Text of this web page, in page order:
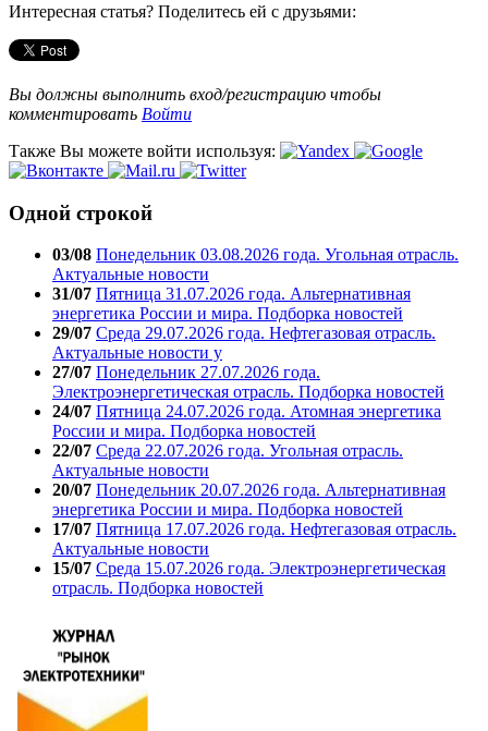
Интересная статья? Поделитесь ей с друзьями:
Вы должны выполнить вход/регистрацию чтобы
комментировать Войти
Также Вы можете войти используя:
Одной строкой
03/08 Понедельник 03.08.2026 года. Угольная отрасль.
Актуальные новости
31/07 Пятница 31.07.2026 года. Альтернативная
энергетика России и мира. Подборка новостей
29/07 Среда 29.07.2026 года. Нефтегазовая отрасль.
Актуальные новости у
27/07 Понедельник 27.07.2026 года.
Электроэнергетическая отрасль. Подборка новостей
24/07 Пятница 24.07.2026 года. Атомная энергетика
России и мира. Подборка новостей
22/07 Среда 22.07.2026 года. Угольная отрасль.
Актуальные новости
20/07 Понедельник 20.07.2026 года. Альтернативная
энергетика России и мира. Подборка новостей
17/07 Пятница 17.07.2026 года. Нефтегазовая отрасль.
Актуальные новости
15/07 Среда 15.07.2026 года. Электроэнергетическая
отрасль. Подборка новостей